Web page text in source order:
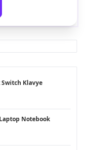
Switch Klavye
Notebook